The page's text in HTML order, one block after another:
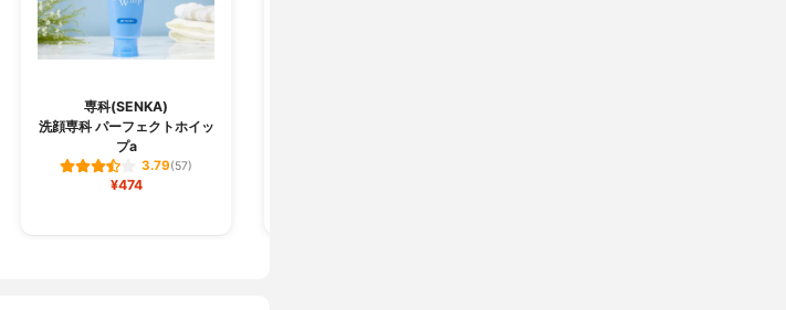
専科(SENKA)
洗顔専科 パーフェクトホイッ
プa
3.79(57)
¥474